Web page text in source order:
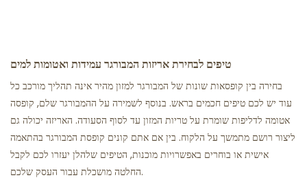
טיפים לבחירת אריזות המבורגר עמידות ואטומות למים
בחירה בין קופסאות שונות של המבורגר למזון מהיר אינה תהליך מורכב כל
עוד יש לכם טיפים חכמים בראש. בנוסף לשמירה על ההמבורגר שלם, קופסה
אטומה לדליפות שומרת על טריות המזון עד לסוף הסעודה. האריזה יכולה גם
ליצור רושם מתמשך על הלקוח. בין אם אתם קונים קופסת המבורגר בהתאמה
אישית או בוחרים באפשרויות מוכנות, הטיפים שלהלן יעזרו לכם לקבל
החלטה מושכלת עבור העסק שלכם.